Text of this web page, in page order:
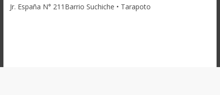
Jr. España N° 211Barrio Suchiche • Tarapoto